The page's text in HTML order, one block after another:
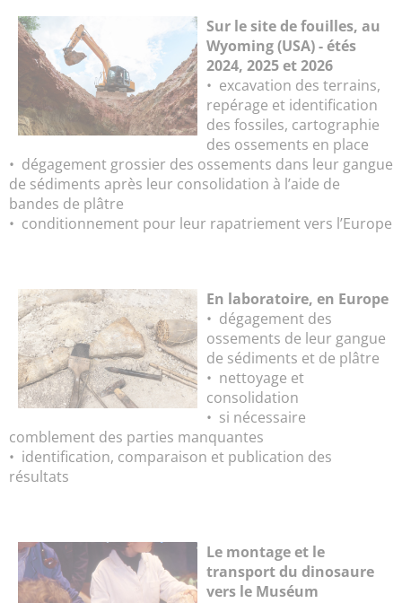
Sur le site de fouilles, au
Wyoming (USA) - étés
2024, 2025 et 2026
• excavation des terrains,
repérage et identification
des fossiles, cartographie
des ossements en place
• dégagement grossier des ossements dans leur gangue
de sédiments après leur consolidation à l’aide de
bandes de plâtre
• conditionnement pour leur rapatriement vers l’Europe
En laboratoire, en Europe
• dégagement des
ossements de leur gangue
de sédiments et de plâtre
• nettoyage et
consolidation
• si nécessaire
comblement des parties manquantes
• identification, comparaison et publication des
résultats
Le montage et le
transport du dinosaure
vers le Muséum